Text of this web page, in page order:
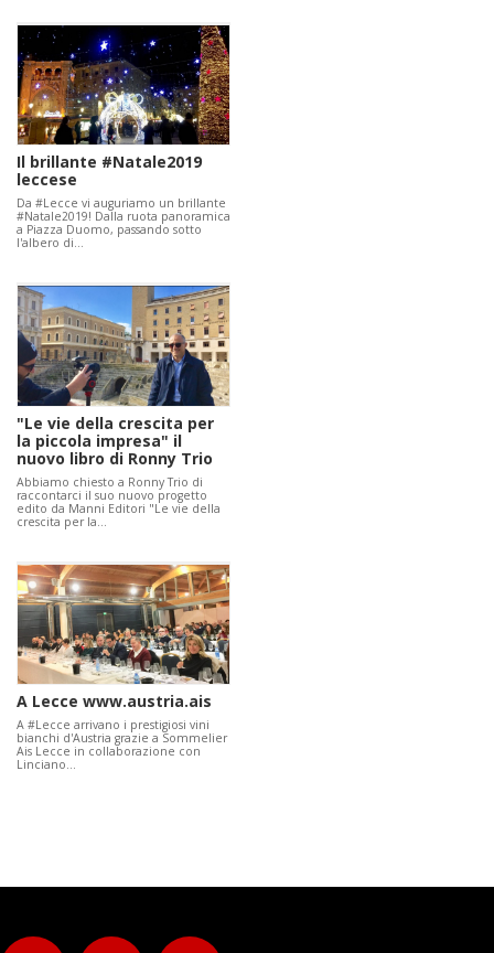
Il brillante #Natale2019
leccese
Da #Lecce vi auguriamo un brillante
#Natale2019! Dalla ruota panoramica
a Piazza Duomo, passando sotto
l'albero di…
"Le vie della crescita per
la piccola impresa" il
nuovo libro di Ronny Trio
Abbiamo chiesto a Ronny Trio di
raccontarci il suo nuovo progetto
edito da Manni Editori "Le vie della
crescita per la…
A Lecce www.austria.ais
A #Lecce arrivano i prestigiosi vini
bianchi d'Austria grazie a Sommelier
Ais Lecce in collaborazione con
Linciano…